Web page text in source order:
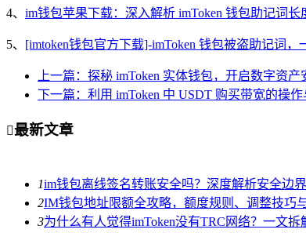
4、 im钱包苹果下载：深入解析 imToken 钱包助记词长
5、 [imtoken钱包官方下载]-imToken 钱包被盗助记词
上一篇：探秘 imToken 实体钱包，开启数字资
下一篇：利用 imToken 中 USDT 购买带宽的操
最新文章
1im钱包离线签名转账安全吗？深度解析安全边
2IM钱包地址限额全攻略，额度规则、调整技巧
3为什么有人觉得imToken没有TRC网络？一文拆